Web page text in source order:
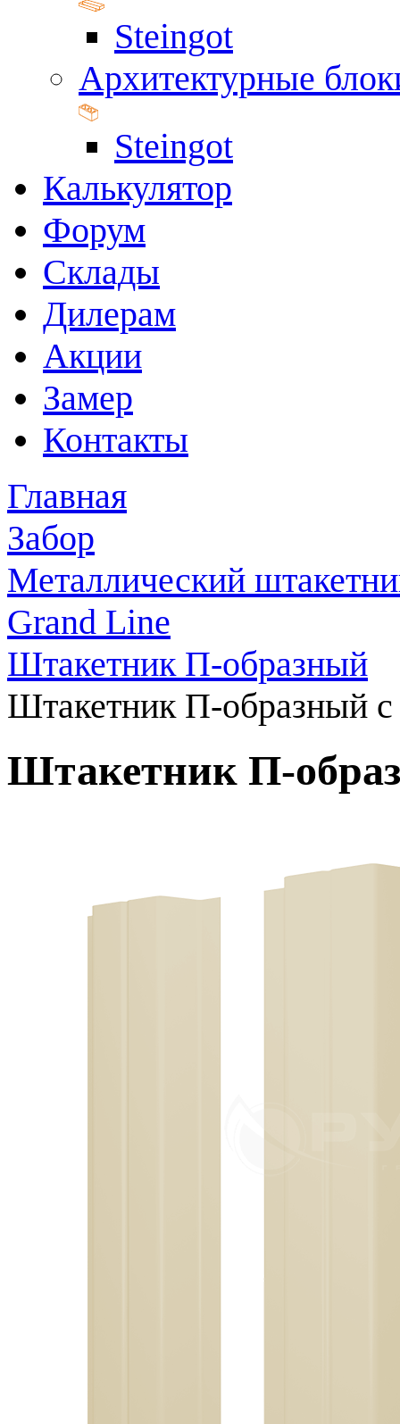
Steingot
Архитектурные
Steingot
Калькулятор
Форум
Склады
Дилерам
Акции
Замер
Контакты
Главная
Забор
Металлический
Grand Line
Штакетник П-образный
Штакетник П-образный
Штакетник П-